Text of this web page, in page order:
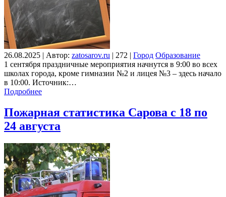
26.08.2025 | Автор: zatosarov.ru | 272 | Город Образование
1 сентября праздничные мероприятия начнутся в 9:00 во всех
школах города, кроме гимназии №2 и лицея №3 – здесь начало
в 10:00. Источник:…
Подробнее
Пожарная статистика Сарова с 18 по
24 августа